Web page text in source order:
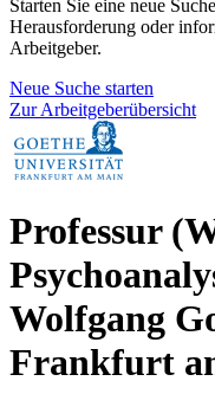
Starten Sie eine neue
Herausforderung oder
Arbeitgeber.
Neue Suche starten
Zur Arbeitgeberübersicht
Professur
Wolfgang
Frankfurt